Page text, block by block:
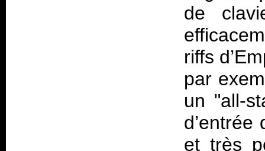
de
riffs
par
un "all-
et très